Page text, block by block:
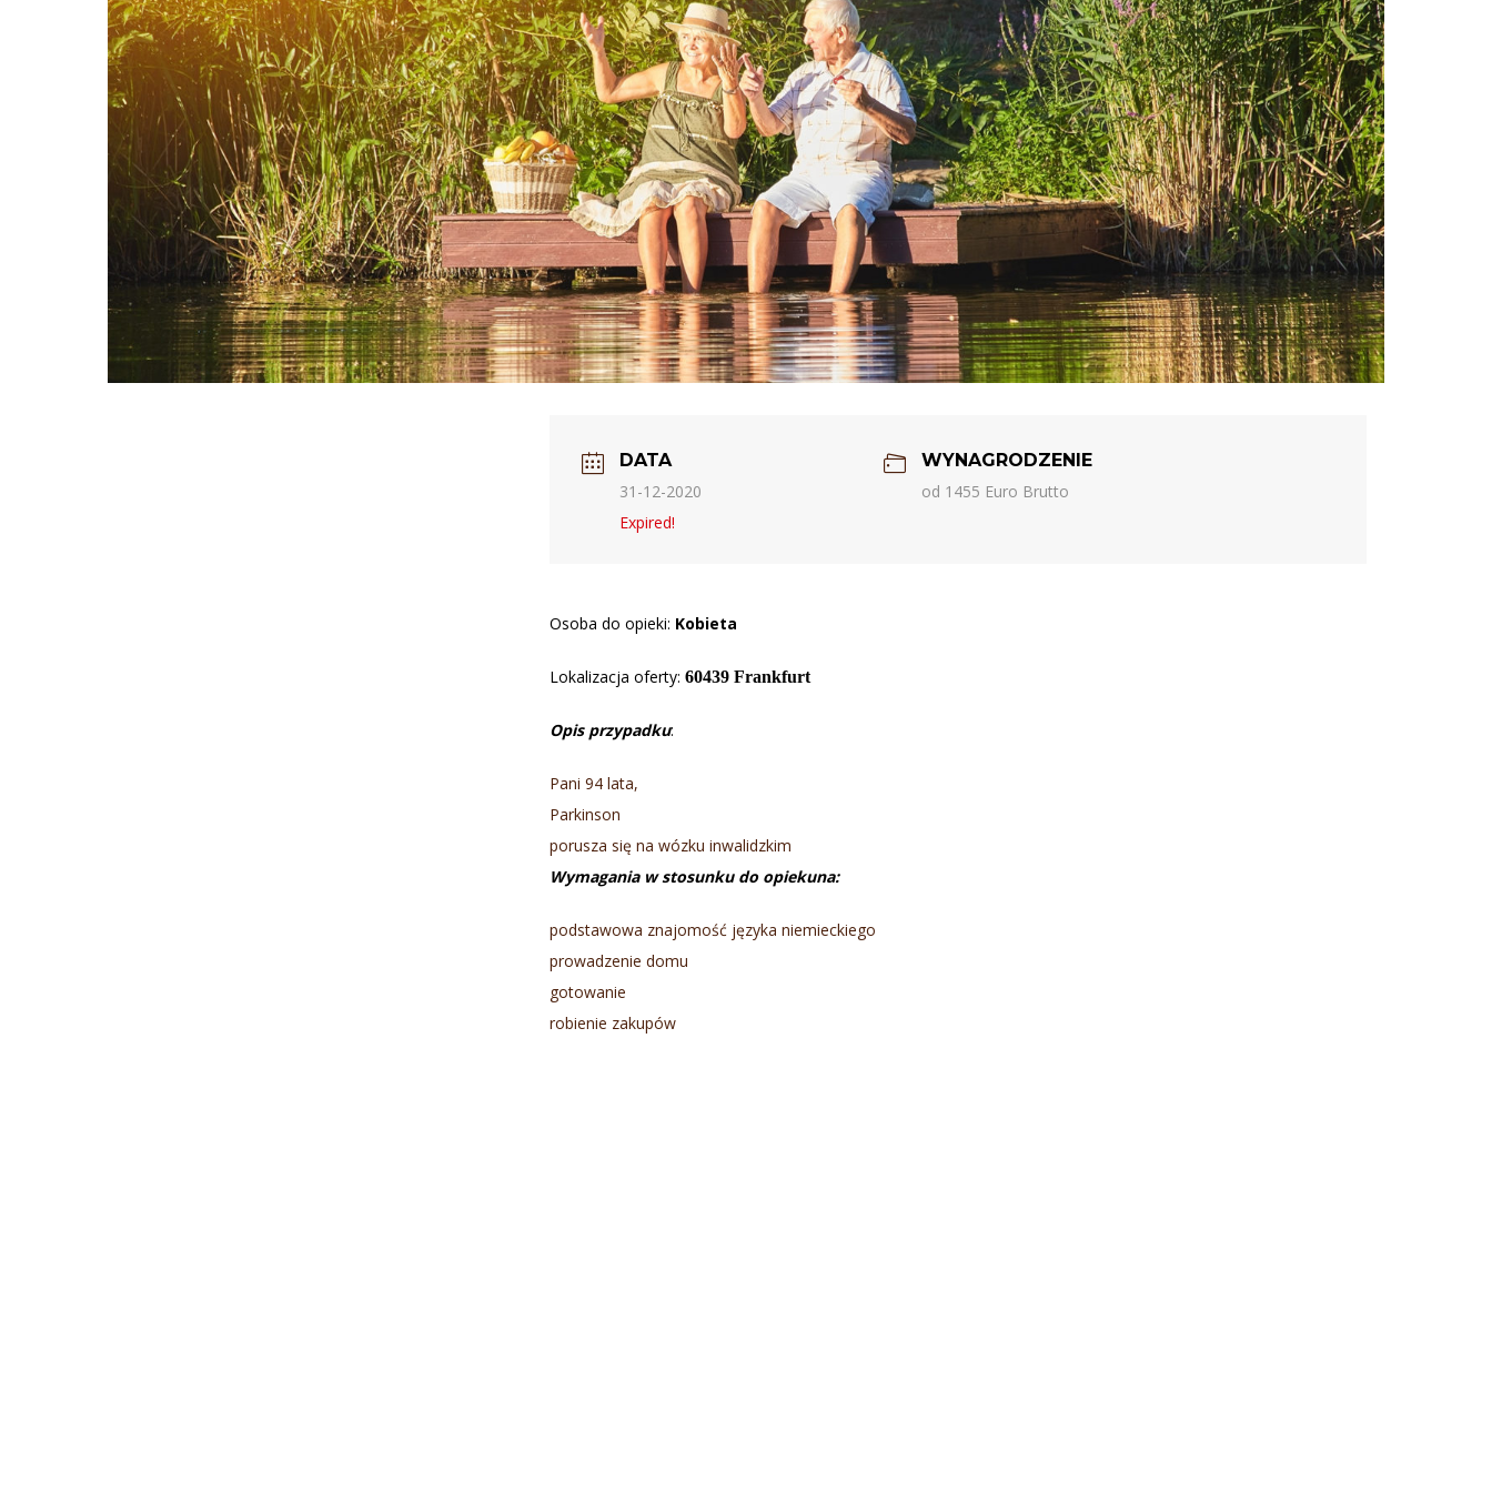
DATA
31-12-2020
Expired!
WYNAGRODZENIE
od 1455 Euro Brutto
Osoba do opieki: Kobieta
Lokalizacja oferty:60439 Frankfurt
Opis przypadku:
Pani 94 lata,
Parkinson
porusza się na wózku inwalidzkim
Wymagania w stosunku do opiekuna:
podstawowa znajomość języka niemieckiego
prowadzenie domu
gotowanie
robienie zakupów